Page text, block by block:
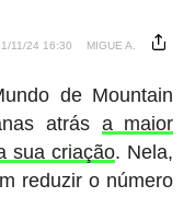
11/24 16:30 MIGUE A.
de Mountain
atrás a maior
sua criação. Nela,
reduzir o número